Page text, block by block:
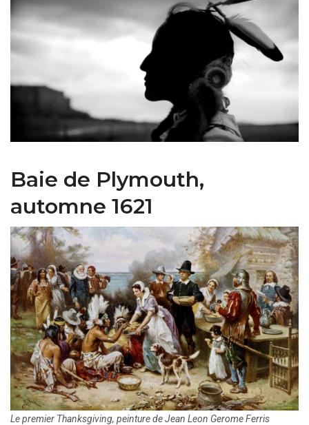
Baie de Plymouth,
automne 1621
Le premier Thanksgiving, peinture de Jean Leon Gerome Ferris